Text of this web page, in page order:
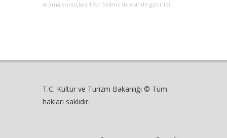
Arama sonuçları 17sn 568ms süresinde getirildi.
T.C. Kültür ve Turizm Bakanlığı © Tüm
hakları saklıdır.